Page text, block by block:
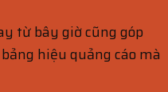
từ bây giờ cũng góp
hiệu quảng cáo mà